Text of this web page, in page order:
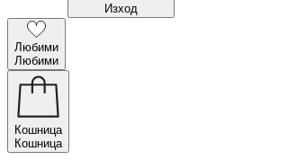
Изход
Любими
Любими
Кошница
Кошница